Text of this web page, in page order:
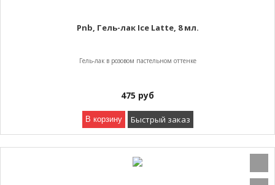
Pnb, Гель-лак Ice Latte, 8 мл.
Гель-лак в розовом пастельном оттенке
475 руб
В корзину Быстрый заказ